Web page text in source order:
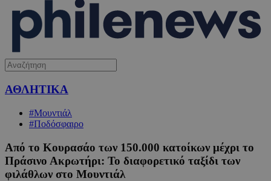
ΑΘΛΗΤΙΚΑ
#Μουντιάλ
#Ποδόσφαιρο
Από το Κουρασάο των 150.000 κατοίκων μέχρι το
Πράσινο Ακρωτήρι: Το διαφορετικό ταξίδι των
φιλάθλων στο Μουντιάλ